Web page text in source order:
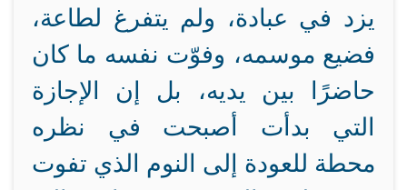
يزد في عبادة، ولم يتفرغ لطاعة،
فضيع موسمه، وفوّت نفسه ما كان
حاضرًا بين يديه، بل إن الإجازة
التي بدأت أصبحت في نظره
محطة للعودة إلى النوم الذي تفوت